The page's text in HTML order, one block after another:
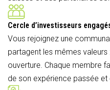
Cercle d’investisseurs
Vous rejoignez une
partagent les mêmes valeurs
ouverture. Chaque membre
de son expérience passée